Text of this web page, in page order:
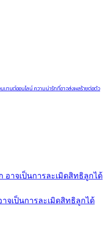
เทนต์ออนไลน์ ความน่ารักที่อาจส่งผลร้ายต่อตัว
าจเป็นการละเมิดสิทธิลูกได้